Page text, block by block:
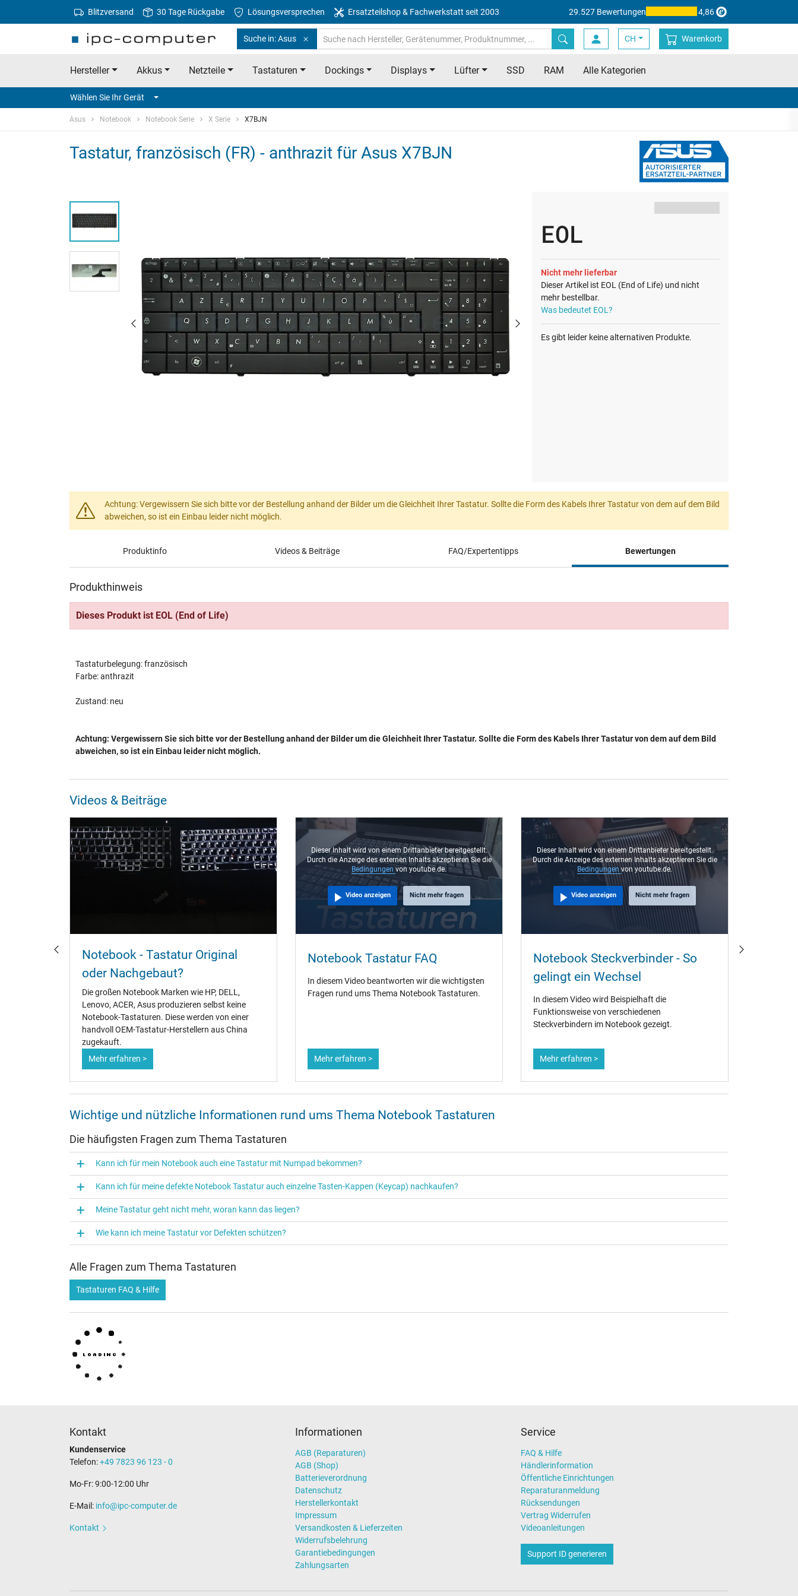
Blitzversand 30 Tage Rückgabe Lösungsversprechen Ersatzteilshop & Fachwerkstatt seit 2003 29.527 Bewertungen 4,86
Suche in: Asus CH Warenkorb
Hersteller Akkus Netzteile Tastaturen Dockings Displays Lüfter SSD RAM Alle Kategorien
Wählen Sie Ihr Gerät
Asus Notebook Notebook Serie X Serie X7BJN
Tastatur, französisch (FR) - anthrazit für Asus X7BJN
EOL
Nicht mehr lieferbar
Dieser Artikel ist EOL (End of Life) und nicht
mehr bestellbar.
Was bedeutet EOL?
Es gibt leider keine alternativen Produkte.
Achtung: Vergewissern Sie sich bitte vor der Bestellung anhand der Bilder um die Gleichheit Ihrer Tastatur. Sollte die Form des Kabels Ihrer Tastatur von dem auf dem Bild
abweichen, so ist ein Einbau leider nicht möglich.
Produktinfo Videos & Beiträge FAQ/Expertentipps Bewertungen
Produkthinweis
Dieses Produkt ist EOL (End of Life)
Tastaturbelegung: französisch
Farbe: anthrazit
Zustand: neu
Achtung: Vergewissern Sie sich bitte vor der Bestellung anhand der Bilder um die Gleichheit Ihrer Tastatur. Sollte die Form des Kabels Ihrer Tastatur von dem auf dem Bild
abweichen, so ist ein Einbau leider nicht möglich.
Videos & Beiträge
Notebook - Tastatur Original
oder Nachgebaut?
Die großen Notebook Marken wie HP, DELL,
Lenovo, ACER, Asus produzieren selbst keine
Notebook-Tastaturen. Diese werden von einer
handvoll OEM-Tastatur-Herstellern aus China
zugekauft.
Mehr erfahren >
Dieser Inhalt wird von einem Drittanbieter bereitgestellt.
Durch die Anzeige des externen Inhalts akzeptieren Sie die
Bedingungen von youtube.de.
Video anzeigen Nicht mehr fragen
Notebook Tastatur FAQ
In diesem Video beantworten wir die wichtigsten
Fragen rund ums Thema Notebook Tastaturen.
Mehr erfahren >
Dieser Inhalt wird von einem Drittanbieter bereitgestellt.
Durch die Anzeige des externen Inhalts akzeptieren Sie die
Bedingungenvon youtube.de.
Video anzeigen Nicht mehr fragen
Notebook Steckverbinder - So
gelingt ein Wechsel
In diesem Video wird Beispielhaft die
Funktionsweise von verschiedenen
Steckverbindern im Notebook gezeigt.
Mehr erfahren >
Wichtige und nützliche Informationen rund ums Thema Notebook Tastaturen
Die häufigsten Fragen zum Thema Tastaturen
Kann ich für mein Notebook auch eine Tastatur mit Numpad bekommen?
Kann ich für meine defekte Notebook Tastatur auch einzelne Tasten-Kappen (Keycap) nachkaufen?
Meine Tastatur geht nicht mehr, woran kann das liegen?
Wie kann ich meine Tastatur vor Defekten schützen?
Alle Fragen zum Thema Tastaturen
Tastaturen FAQ & Hilfe
Kontakt
Kundenservice
Telefon:+49 7823 96 123 - 0
Mo-Fr: 9:00-12:00 Uhr
E-Mail: info@ipc-computer.de
Kontakt
Informationen
AGB (Reparaturen)
AGB (Shop)
Batterieverordnung
Datenschutz
Herstellerkontakt
Impressum
Versandkosten & Lieferzeiten
Widerrufsbelehrung
Garantiebedingungen
Zahlungsarten
Service
FAQ & Hilfe
Händlerinformation
Öffentliche Einrichtungen
Reparaturanmeldung
Rücksendungen
Vertrag Widerrufen
Videoanleitungen
Support ID generieren